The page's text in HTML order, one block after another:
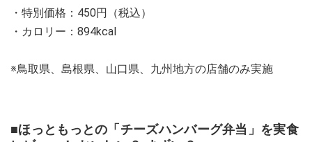
・特別価格：450円（税込）
・カロリー：894kcal
※鳥取県、島根県、山口県、九州地方の店舗のみ実施
■ほっともっとの「チーズハンバーグ弁当」を実食